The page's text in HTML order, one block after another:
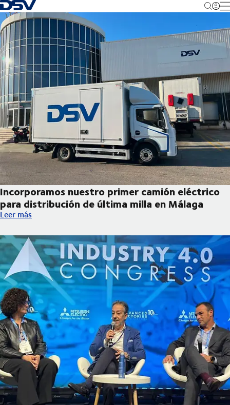
Volver a la página de inicio
Incorporamos nuestro primer camión eléctrico
para distribución de última milla en Málaga
Incorporamos nuestro primer camión eléctrico para
Leer más